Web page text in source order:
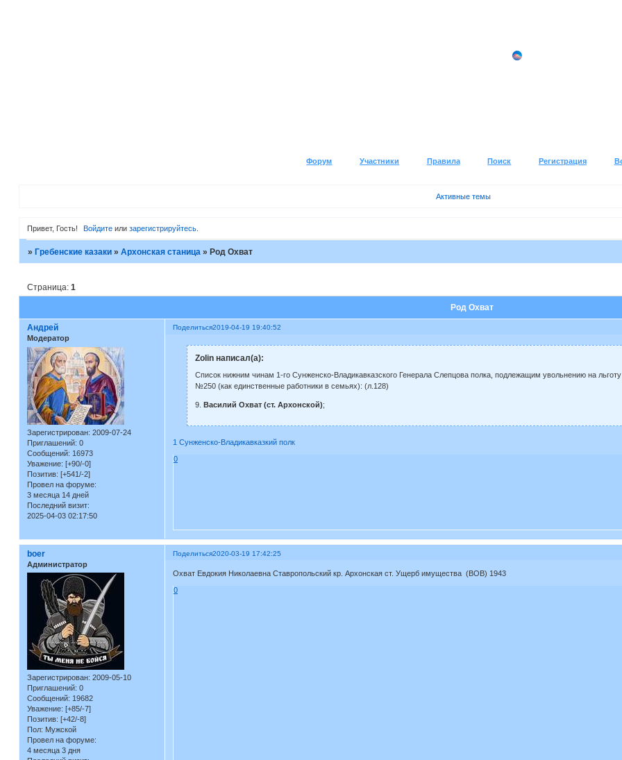
Форум Участники Правила Поиск Регистрация
Активные темы
Привет, Гость! Войдите илизарегистрируйтесь
» Гребенские казаки » Архонская станица » Род Охват
Род Охват
Страница: 1
Поделиться2019-04-19 19:40:52
Андрей
Модератор
Зарегистрирован: 2009-07-24
Приглашений: 0
Сообщений: 16973
Уважение: [+90/-0]
Позитив: [+541/-2]
Провел на форуме:
3 месяца 14 дней
Последний визит:
2025-04-03 02:17:50
Zolin написал(а):
Список нижним чинам 1-го Сунженско-Владикавказского Генерала Слепцова полка, подлежащим увольнению на льготу
№250 (как единственные работники в семьях): (л.128)
9. Василий Охват (ст. Архонской);
1 Сунженско-Владикавказкий полк
0
Поделиться2020-03-19 17:42:25
boer
Администратор
Зарегистрирован: 2009-05-10
Приглашений: 0
Сообщений: 19682
Уважение: [+85/-7]
Позитив: [+42/-8]
Пол: Мужской
Провел на форуме:
4 месяца 3 дня
Охват Евдокия Николаевна Ставропольский кр. Архонская ст. Ущерб имущества (ВОВ) 1943
0